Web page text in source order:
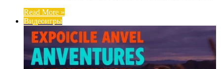
Read More »
Видеоигры